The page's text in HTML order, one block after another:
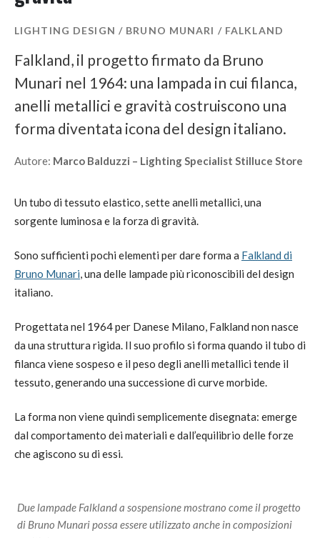
LIGHTING DESIGN / BRUNO MUNARI / FALKLAND
Falkland, il progetto firmato da Bruno
Munari nel 1964: una lampada in cui filanca,
anelli metallici e gravità costruiscono una
forma diventata icona del design italiano.
Autore: Marco Balduzzi – Lighting Specialist Stilluce Store
Un tubo di tessuto elastico, sette anelli metallici, una
sorgente luminosa e la forza di gravità.
Sono sufficienti pochi elementi per dare forma a Falkland di
Bruno Munari, una delle lampade più riconoscibili del design
italiano.
Progettata nel 1964 per Danese Milano, Falkland non nasce
da una struttura rigida. Il suo profilo si forma quando il tubo di
filanca viene sospeso e il peso degli anelli metallici tende il
tessuto, generando una successione di curve morbide.
La forma non viene quindi semplicemente disegnata: emerge
dal comportamento dei materiali e dall’equilibrio delle forze
che agiscono su di essi.
Due lampade Falkland a sospensione mostrano come il progetto
di Bruno Munari possa essere utilizzato anche in composizioni